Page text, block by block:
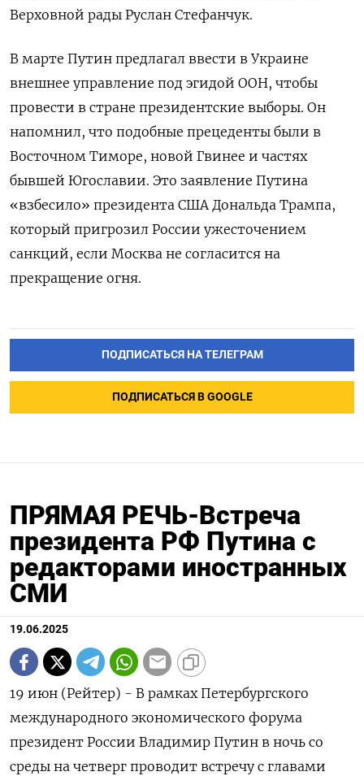
Верховной рады Руслан Стефанчук.
В марте Путин предлагал ввести в Украине
внешнее управление под эгидой ООН, чтобы
провести в стране президентские выборы. Он
напомнил, что подобные прецеденты были в
Восточном Тиморе, новой Гвинее и частях
бывшей Югославии. Это заявление Путина
«взбесило» президента США Дональда Трампа,
который пригрозил России ужесточением
санкций, если Москва не согласится на
прекращение огня.
ПОДПИСАТЬСЯ НА ТЕЛЕГРАМ
ПОДПИСАТЬСЯ В GOOGLE
ПРЯМАЯ РЕЧЬ-Встреча
президента РФ Путина с
редакторами иностранных
СМИ
19.06.2025
19 июн (Рейтер) - В рамках Петербургского
международного экономического форума
президент России Владимир Путин в ночь со
среды на четверг проводит встречу с главами